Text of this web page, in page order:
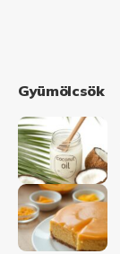
Gyümölcsök